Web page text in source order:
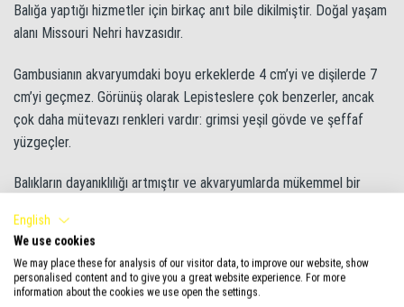
Balığa yaptığı hizmetler için birkaç anıt bile dikilmiştir. Doğal yaşam
alanı Missouri Nehri havzasıdır.
Gambusianın akvaryumdaki boyu erkeklerde 4 cm’yi ve dişilerde 7
cm’yi geçmez. Görünüş olarak Lepisteslere çok benzerler, ancak
çok daha mütevazı renkleri vardır: grimsi yeşil gövde ve şeffaf
yüzgeçler.
Balıkların dayanıklılığı artmıştır ve akvaryumlarda mükemmel bir
beslemek uygun olacaktır. Barışseverlik açısından farklı değildir,
komşularının yüzgeçlerini ısırmaya eğilimlidir. Kardinaller, Zebra
Balığı ve Barbuslarla iyi geçinir.
English
We use cookies
We may place these for analysis of our visitor data, to improve our website, show
personalised content and to give you a great website experience. For more
information about the cookies we use open the settings.